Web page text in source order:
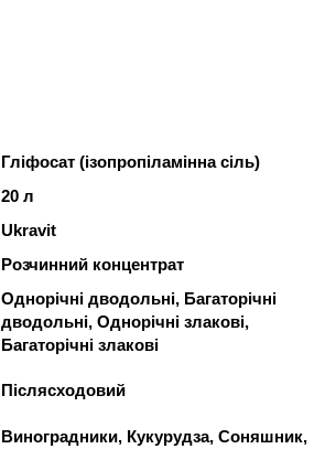
Гліфосат (ізопропіламінна сіль)
20 л
Ukravit
Розчинний концентрат
Однорічні дводольні, Багаторічні
дводольні, Однорічні злакові,
Багаторічні злакові
Післясходовий
Виноградники, Кукурудза, Соняшник,